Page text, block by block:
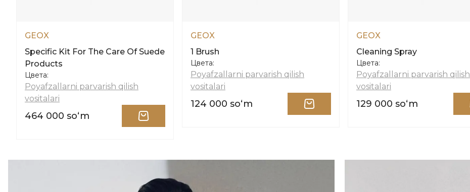
GEOX
Specific Kit For The Care Of Suede
Products
Цвета:
Poyafzallarni parvarish qilish
vositalari
464 000 soʻm
GEOX
1 Brush
Цвета:
Poyafzallarni parvarish qilish
vositalari
124 000 soʻm
GEOX
Cleaning Spray
Цвета:
Poyafzallarni parvarish qilish
vositalari
129 000 soʻm